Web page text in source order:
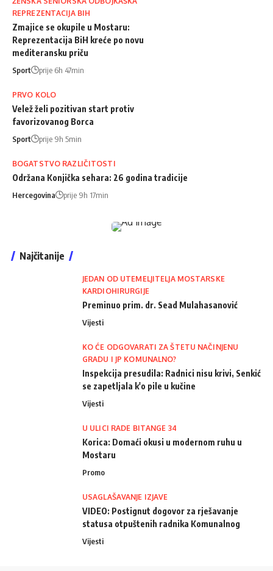
REPREZENTACIJA BIH
Zmajice se okupile u Mostaru:
Reprezentacija BiH kreće po novu
mediteransku priču
Sport prije 6h 47min
PRVO KOLO
Velež želi pozitivan start protiv
favorizovanog Borca
Sport prije 9h 5min
BOGATSTVO RAZLIČITOSTI
Održana Konjička sehara: 26 godina tradicije
Hercegovina prije 9h 17min
Najčitanije
JEDAN OD UTEMELJITELJA MOSTARSKE
KARDIOHIRURGIJE
Preminuo prim. dr. Sead Mulahasanović
Vijesti
KO ĆE ODGOVARATI ZA ŠTETU NAČINJENU
GRADU I JP KOMUNALNO?
Inspekcija presudila: Radnici nisu krivi, Senkić
se zapetljala k'o pile u kučine
Vijesti
U ULICI RADE BITANGE 34
Korica: Domaći okusi u modernom ruhu u
Mostaru
Promo
USAGLAŠAVANJE IZJAVE
VIDEO: Postignut dogovor za rješavanje
statusa otpuštenih radnika Komunalnog
Vijesti